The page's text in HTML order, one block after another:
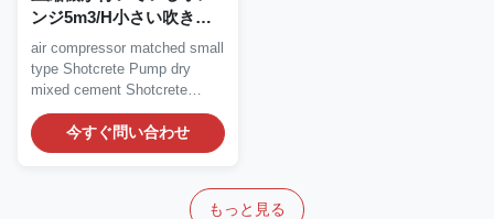
ンジ5m3/H小さい吹き付
けコンクリートポンプ ガ
ナイト吹付け機械
air compressor matched small
type Shotcrete Pump dry
mixed cement Shotcrete
Pump Maintenance of...
今すぐ問い合わせ
もっと見る